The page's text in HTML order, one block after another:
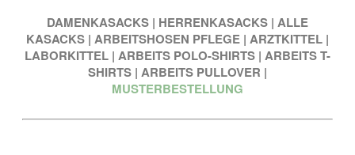
DAMENKASACKS | HERRENKASACKS | ALLE
KASACKS | ARBEITSHOSEN PFLEGE | ARZTKITTEL |
LABORKITTEL | ARBEITS POLO-SHIRTS | ARBEITS T-
SHIRTS | ARBEITS PULLOVER |
MUSTERBESTELLUNG